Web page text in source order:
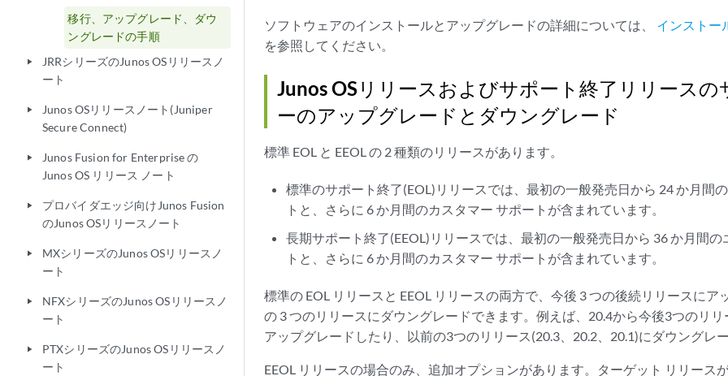
移行、アップグレード、ダウ
ングレードの手順
play_arrow
JRRシリーズのJunos OSリリースノ
ート
play_arrow
Junos OSリリースノート(Juniper
Secure Connect)
play_arrow
Junos Fusion for Enterprise の
Junos OS リリース ノート
play_arrow
プロバイダエッジ向けJunos Fusion
のJunos OSリリースノート
play_arrow
MXシリーズのJunos OSリリースノ
ート
play_arrow
NFXシリーズのJunos OSリリースノ
ート
play_arrow
PTXシリーズのJunos OSリリースノ
ート
ソフトウェアのインストールとアップグレードの詳細については、 インストー
を参照してください。
Junos OSリリースおよびサポート終了リリースの
ーのアップグレードとダウングレード
標準 EOL と EEOL の 2 種類のリリースがあります。
標準のサポート終了(EOL)リリースでは、最初の一般発売日から 24 か月間
トと、さらに 6 か月間のカスタマー サポートが含まれています。
長期サポート終了(EEOL)リリースでは、最初の一般発売日から 36 か月間
トと、さらに 6 か月間のカスタマー サポートが含まれています。
標準の EOL リリースと EEOL リリースの両方で、今後 3 つの後続リリースに
の 3 つのリリースにダウングレードできます。例えば、20.4から今後3つのリリ
アップグレードしたり、以前の3つのリリース(20.3、20.2、20.1)にダウングレ
EEOL リリースの場合のみ、追加オプションがあります。ターゲット リリース